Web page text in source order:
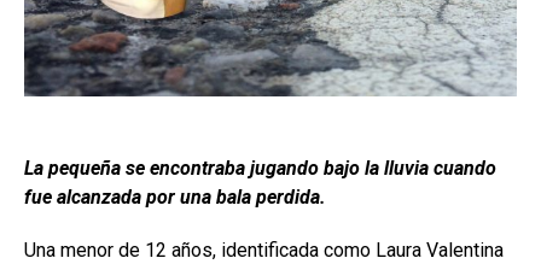
La pequeña se encontraba jugando bajo la lluvia cuando
fue alcanzada por una bala perdida.
Una menor de 12 años, identificada como Laura Valentina